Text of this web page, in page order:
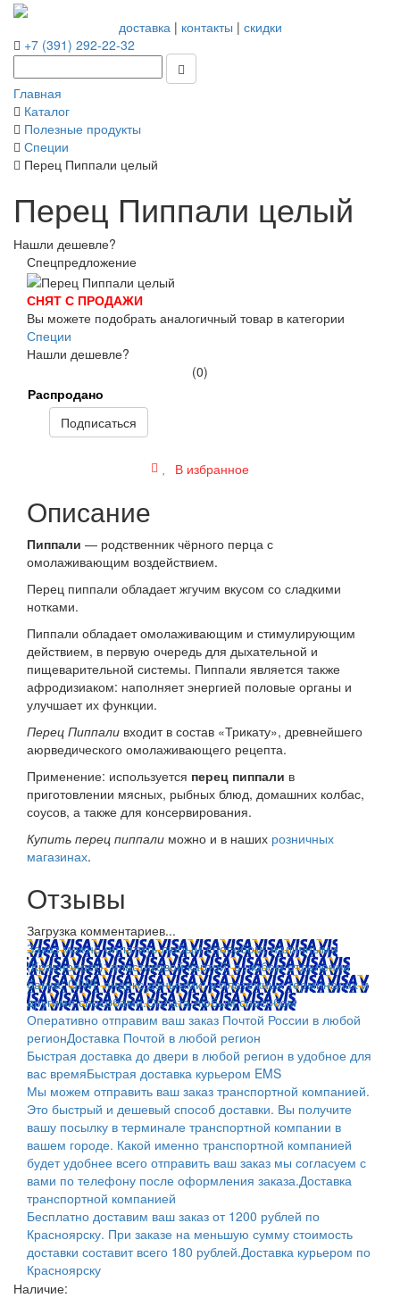
доставка| контакты | скидки
+7 (391) 292-22-32
Главная
Каталог
Полезные продукты
Специи
Перец Пиппали целый
Перец Пиппали целый
Нашли дешевле?
Спецпредложение
СНЯТ С ПРОДАЖИ
Вы можете подобрать аналогичный товар в категории
Специи
Нашли дешевле?
(0)
Распродано
Подписаться
В избранное
Описание
Пиппали — родственник чёрного перца с
омолаживающим воздействием.
Перец пиппали обладает жгучим вкусом со сладкими
нотками.
Пиппали обладает омолаживающим и стимулирующим
действием, в первую очередь для дыхательной и
пищеварительной системы. Пиппали является также
афродизиаком: наполняет энергией половые органы и
улучшает их функции.
Перец Пиппали входит в состав «Трикату», древнейшего
аюрведического омолаживающего рецепта.
Применение: используется перец пиппали в
приготовлении мясных, рыбных блюд, домашних колбас,
соусов, а также для консервирования.
Купить перец пиппали можно и в наших розничных
магазинах.
Отзывы
Загрузка комментариев...
Заказ можно оплатить любым способом: наличными
(Красноярск); пластиковой картой; в любом отделении
банка; QIWI, яндекс.деньгами; в платежных терминалах и
другими способами.Оплата любым способом
Оперативно отправим ваш заказ Почтой России в любой
регионДоставка Почтой в любой регион
Быстрая доставка до двери в любой регион в удобное для
вас времяБыстрая доставка курьером EMS
Мы можем отправить ваш заказ транспортной компанией.
Это быстрый и дешевый способ доставки. Вы получите
вашу посылку в терминале транспортной компании в
вашем городе. Какой именно транспортной компанией
будет удобнее всего отправить ваш заказ мы согласуем с
вами по телефону после оформления заказа.Доставка
транспортной компанией
Бесплатно доставим ваш заказ от 1200 рублей по
Красноярску. При заказе на меньшую сумму стоимость
доставки составит всего 180 рублей.Доставка курьером по
Красноярску
Наличие: